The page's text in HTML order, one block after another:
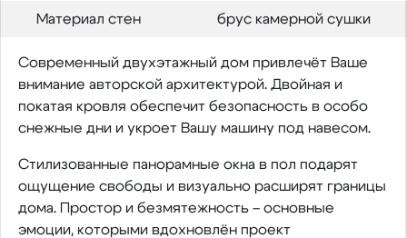
Материал стен брус камерной сушки
Современный двухэтажный дом привлечёт Ваше
внимание авторской архитектурой. Двойная и
покатая кровля обеспечит безопасность в особо
снежные дни и укроет Вашу машину под навесом.
Стилизованные панорамные окна в пол подарят
ощущение свободы и визуально расширят границы
дома. Простор и безмятежность – основные
эмоции, которыми вдохновлён проект